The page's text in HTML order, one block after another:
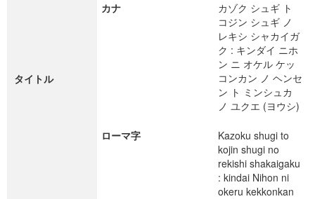
タイトル
カナ
カゾク シュギ ト
コジン シュギ ノ
レキシ シャカイガ
ク : キンダイ ニホ
ン ニ オケル ケッ
コンカン ノ ヘンセ
ン ト ミンシュカ
ノ ユクエ (ヨウシ)
ローマ字
Kazoku shugi to
kojin shugi no
rekishi shakaigaku
: kindai Nihon ni
okeru kekkonkan